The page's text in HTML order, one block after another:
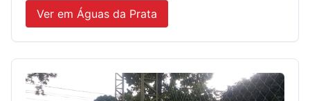
Ver em Águas da Prata